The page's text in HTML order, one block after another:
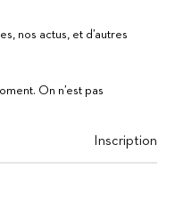
nos actus, et d’autres
On n’est pas